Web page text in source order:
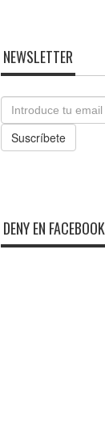
NEWSLETTER
Email
Suscríbete
DENY EN FACEBOOK